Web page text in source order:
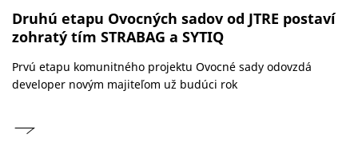
Druhú etapu Ovocných sadov od JTRE postaví
zohratý tím STRABAG a SYTIQ
Prvú etapu komunitného projektu Ovocné sady odovzdá
developer novým majiteľom už budúci rok